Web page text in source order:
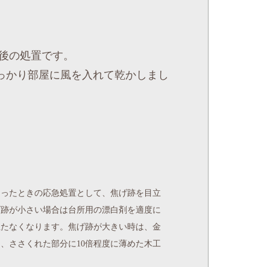
の処置です。
り部屋に風を入れて乾かしまし
たときの応急処置として、焦げ跡を目立
が小さい場合は台所用の漂白剤を適度に
なくなります。焦げ跡が大きい時は、金
ささくれた部分に10倍程度に薄めた木工